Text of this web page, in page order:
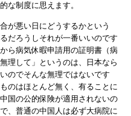
な制度に思えます。
が悪い日にどうするかという
だろうしそれが一番いいのです
ら病気休暇申請用の証明書（病
理して」というのは、日本なら
のでそんな無理ではないです
のはほとんど無く、有ることに
国の公的保険が適用されないの
、普通の中国人は必ず大病院に